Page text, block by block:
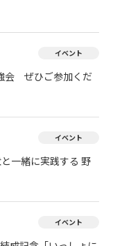
イベント
会 ぜひご参加くだ
イベント
一緒に実践する 野
イベント